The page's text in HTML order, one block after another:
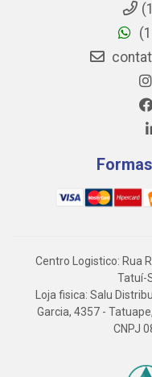
Centro Logistico: Rua
Tatuí-
Loja fisica: Salu
Garcia, 4357 -
CNPJ